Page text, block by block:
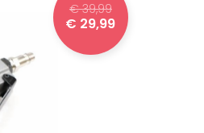
€ 39,99
€ 29,99